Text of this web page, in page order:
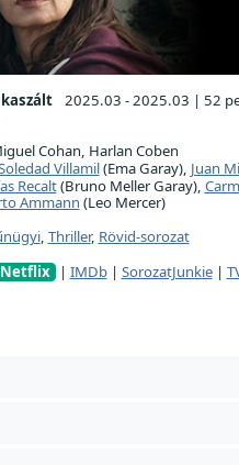
2025.03 - 2025.03 | 52
Cohan, Harlan Coben
Villamil(Ema Garay), Juan
Recalt(Bruno Meller Garay),
Ammann (Leo Mercer)
, Thriller, Rövid-sorozat
Netflix | IMDb| SorozatJunkie|